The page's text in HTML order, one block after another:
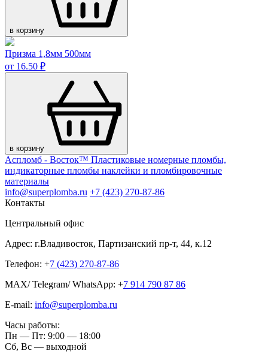
в корзину
Призма 1,8мм 500мм
от 16.50 ₽
в корзину
Аспломб - Восток™ Пластиковые номерные пломбы,
индикаторные пломбы наклейки и пломбировочные
материалы
info@superplomba.ru +7 (423) 270-87-86
Контакты
Центральный офис
Адрес: г.Владивосток, Партизанский пр-т, 44, к.12
Телефон: +7 (423) 270-87-86
MAX/ Telegram/ WhatsApp: +7 914 790 87 86
E-mail: info@superplomba.ru
Часы работы:
Пн — Пт: 9:00 — 18:00
Сб, Вc — выходной